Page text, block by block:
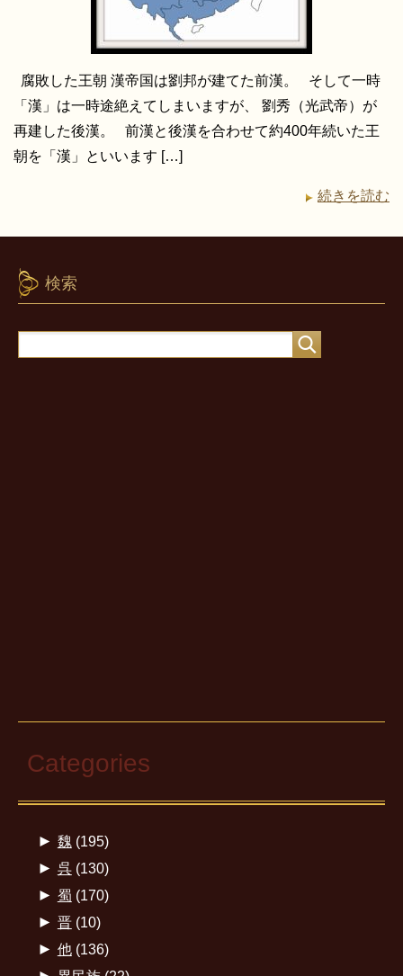
腐敗した王朝 漢帝国は劉邦が建てた前漢。 そして一時
「漢」は一時途絶えてしまいますが、 劉秀（光武帝）が
再建した後漢。 前漢と後漢を合わせて約400年続いた王
朝を「漢」といいます […]
続きを読む
検索
Categories
► 魏 (195)
► 呉(130)
► 蜀 (170)
► 晋(10)
► 他(136)